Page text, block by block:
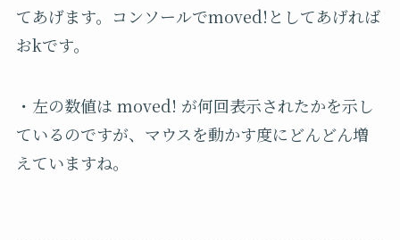
てあげます。コンソールでmoved!としてあげれば
おkです。
・左の数値は moved! が何回表示されたかを示し
ているのですが、マウスを動かす度にどんどん増
えていますね。